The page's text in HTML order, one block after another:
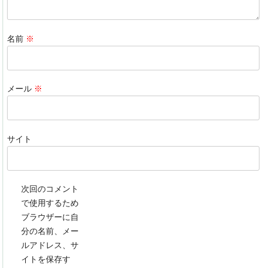
名前 ※
メール ※
サイト
次回のコメント
で使用するため
ブラウザーに自
分の名前、メー
ルアドレス、サ
イトを保存す